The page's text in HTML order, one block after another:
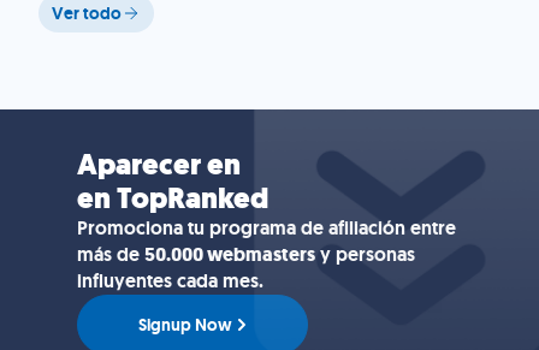
Ver todo
Aparecer en
en TopRanked
Promociona tu programa de afiliación entre
más de50.000 webmastersy personas
influyentes cada mes.
Signup Now